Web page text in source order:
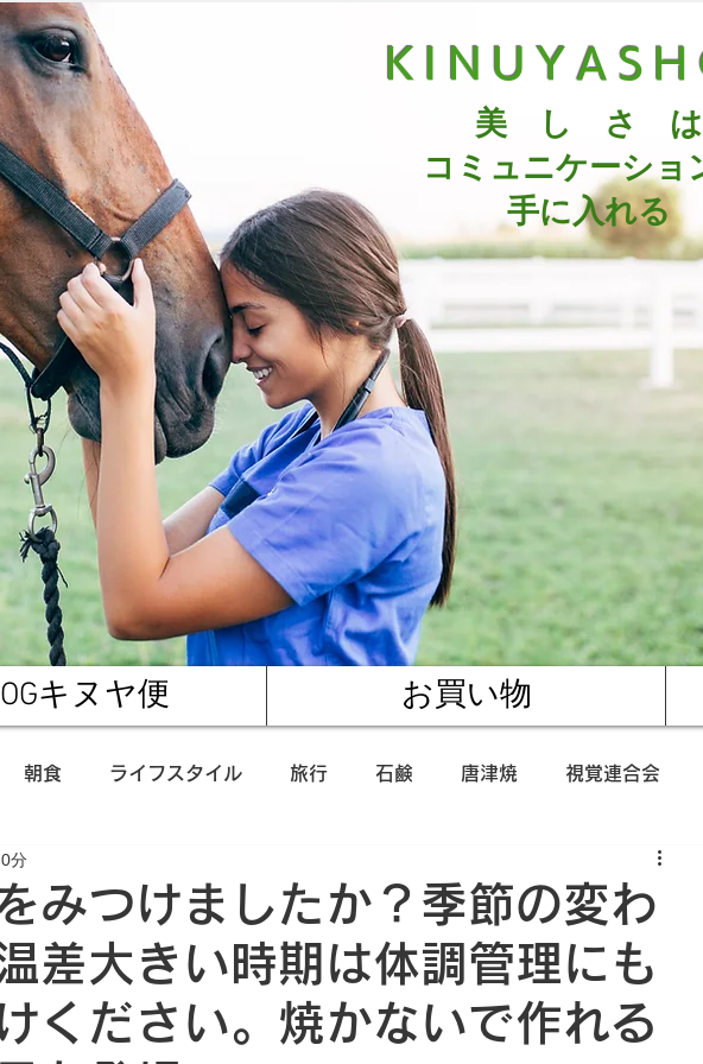
美 し さ は
コミュニケーショ
手に入れる
キヌヤ便 お買い物
朝食 ライフスタイル 旅行 石鹸 唐津焼 視覚連合会
みつけましたか？季節の変わ
差大きい時期は体調管理にも
ください。焼かないで作れる
分